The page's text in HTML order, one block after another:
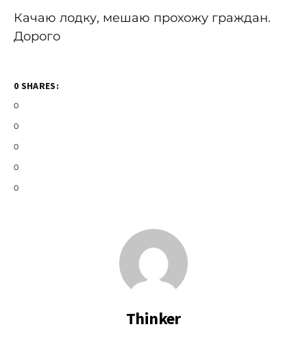
Качаю лодку, мешаю прохожу граждан.
Дорого
0 SHARES:
0
0
0
0
0
Thinker